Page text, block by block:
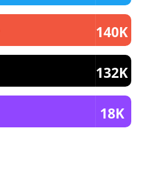
140K
132K
18K